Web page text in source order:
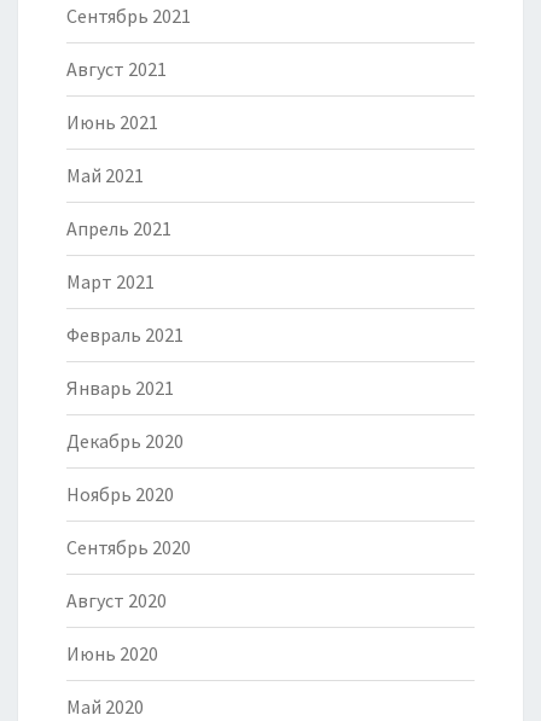
Сентябрь 2021
Август 2021
Июнь 2021
Май 2021
Апрель 2021
Март 2021
Февраль 2021
Январь 2021
Декабрь 2020
Ноябрь 2020
Сентябрь 2020
Август 2020
Июнь 2020
Май 2020